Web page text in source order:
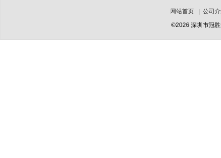
网站首页
公司
©2026 深圳市冠